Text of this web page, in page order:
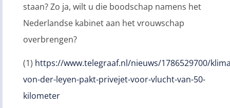
staan? Zo ja, wilt u die boodschap namens het
Nederlandse kabinet aan het vrouwschap
overbrengen?
(1) https://www.telegraaf.nl/nieuws/1786529700/
von-der-leyen-pakt-privejet-voor-vlucht-van-50-
kilometer